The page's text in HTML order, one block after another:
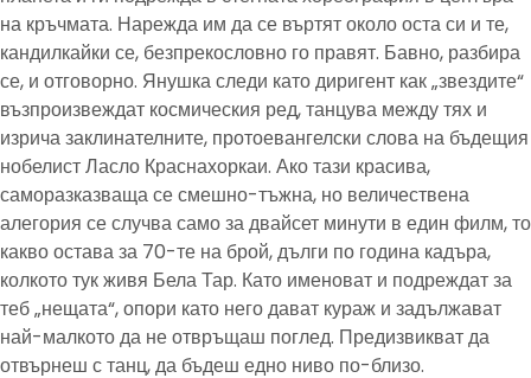
на кръчмата. Нарежда им да се въртят около оста си и те,
кандилкайки се, безпрекословно го правят. Бавно, разбира
се, и отговорно. Янушка следи като диригент как „звездите“
възпроизвеждат космическия ред, танцува между тях и
изрича заклинателните, протоевангелски слова на бъдещия
нобелист Ласло Краснахоркаи. Ако тази красива,
саморазказваща се смешно-тъжна, но величествена
алегория се случва само за двайсет минути в един филм, то
какво остава за 70-те на брой, дълги по година кадъра,
колкото тук живя Бела Тар. Като именоват и подреждат за
теб „нещата“, опори като него дават кураж и задължават
най-малкото да не отвръщаш поглед. Предизвикват да
отвърнеш с танц, да бъдеш едно ниво по-близо.